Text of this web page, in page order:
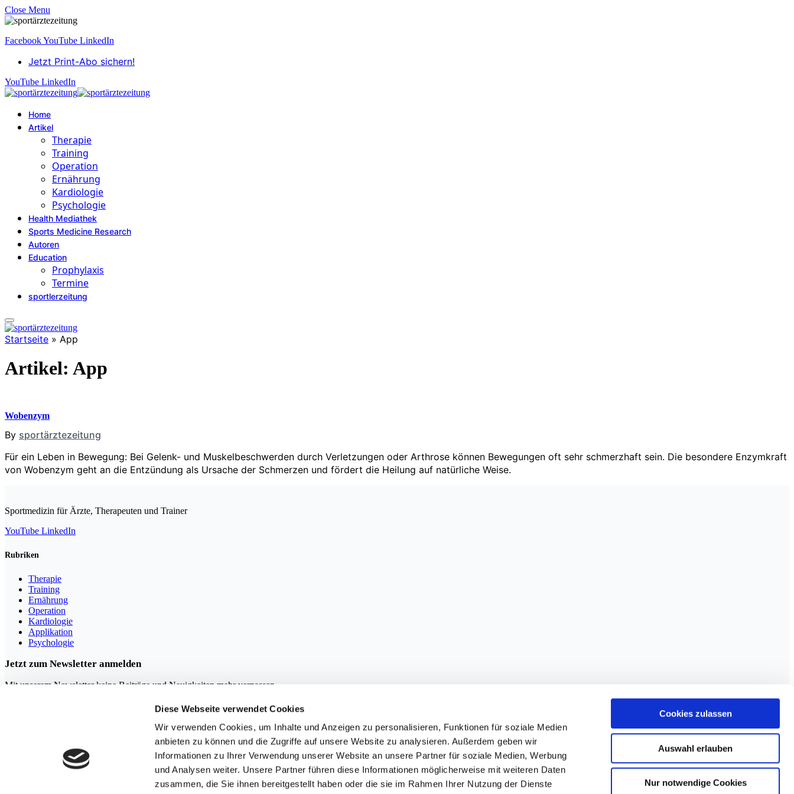
Diese Webseite verwendet Cookies
Wir verwenden Cookies, um Inhalte und Anzeigen zu personalisieren, Funktionen für soziale Medien
anbieten zu können und die Zugriffe auf unsere Website zu analysieren. Außerdem geben wir
Informationen zu Ihrer Verwendung unserer Website an unsere Partner für soziale Medien, Werbung
und Analysen weiter. Unsere Partner führen diese Informationen möglicherweise mit weiteren Daten
zusammen, die Sie ihnen bereitgestellt haben oder die sie im Rahmen Ihrer Nutzung der Dienste
Cookies zulassen
Auswahl erlauben
Nur notwendige Cookies
Close Menu
FacebookYouTube LinkedIn
Jetzt Print-Abo sichern!
YouTube LinkedIn
Home
Artikel
Therapie
Training
Operation
Ernährung
Kardiologie
Psychologie
Health Mediathek
Sports Medicine Research
Autoren
Education
Prophylaxis
Termine
sportlerzeitung
Startseite » App
Artikel: App
Wobenzym
By sportärztezeitung
Für ein Leben in Bewegung: Bei Gelenk- und Muskelbeschwerden durch Verletzungen oder Arthrose können Bewegungen oft sehr schmerzhaft sein. Die besondere Enzymkraft
von Wobenzym geht an die Entzündung als Ursache der Schmerzen und fördert die Heilung auf natürliche Weise.
Sportmedizin für Ärzte, Therapeuten und Trainer
YouTube LinkedIn
Rubriken
Therapie
Training
Ernährung
Operation
Kardiologie
Applikation
Psychologie
Jetzt zum Newsletter anmelden
Mit unserem Newsletter keine Beiträge und Neuigkeiten mehr verpassen.
Mit der Anmeldung erklären Sie sich mit unserer Datenschutzerklärungeinverstanden. Sie können den Newsletter jederzeit abbestellen.
Copyright ©thesportGroup GmbH